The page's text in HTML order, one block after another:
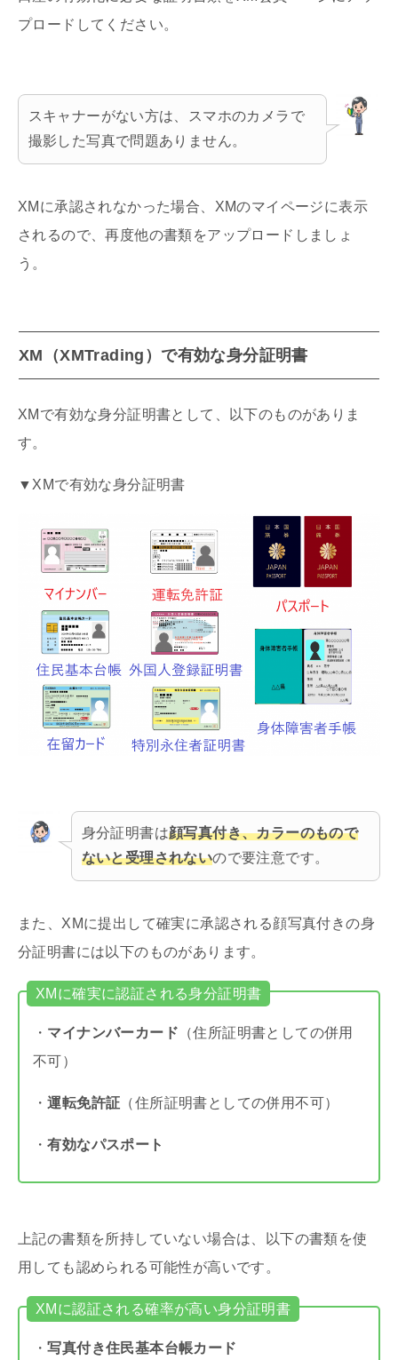
プロードしてください。
スキャナーがない方は、スマホのカメラで
撮影した写真で問題ありません。
XMに承認されなかった場合、XMのマイページに表示
されるので、再度他の書類をアップロードしましょ
う。
XM（XMTrading）で有効な身分証明書
XMで有効な身分証明書として、以下のものがありま
す。
▼XMで有効な身分証明書
身分証明書は顔写真付き、カラーのもので
ないと受理されないので要注意です。
また、XMに提出して確実に承認される顔写真付きの身
分証明書には以下のものがあります。
XMに確実に認証される身分証明書
・ マイナンバーカード （住所証明書としての併用
不可）
・運転免許証 （住所証明書としての併用不可）
・有効なパスポート
上記の書類を所持していない場合は、以下の書類を使
用しても認められる可能性が高いです。
XMに認証される確率が高い身分証明書
・写真付き住民基本台帳カード